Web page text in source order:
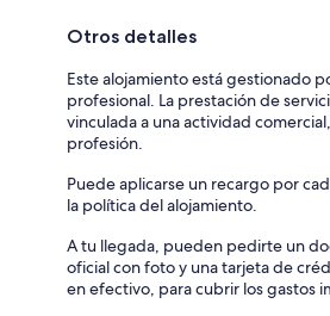
Otros detalles
Este alojamiento está gestionado
profesional. La prestación de
vinculada a una actividad
profesión.
Puede aplicarse un recargo por
la política del alojamiento.
A tu llegada, pueden pedirte un
oficial con foto y una tarjeta de
en efectivo, para cubrir los gastos